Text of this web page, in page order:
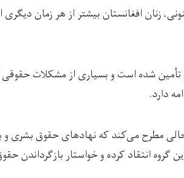
زنان افغانستان بیشتر از هر زمان دیگری
شده است و بسیاری از مشکلات
دارد.
مطرح می‌کند که نهادهای حقوق بشری و
انتقاد کرده و خواستار بازگرداندن